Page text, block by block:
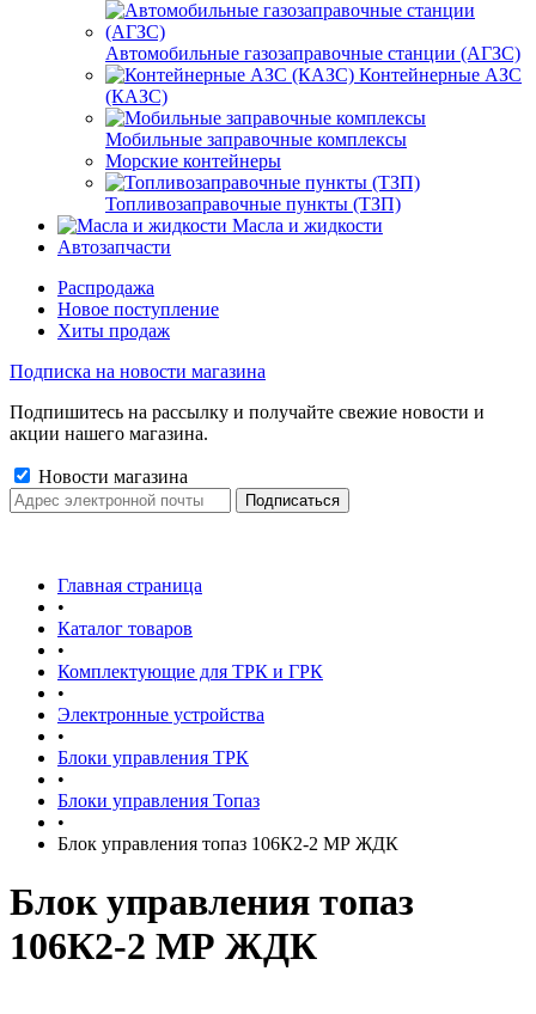
Автомобильные газозаправочные станции (АГЗС)
Контейнерные АЗС
(КАЗС)
Мобильные заправочные комплексы
Морские контейнеры
Топливозаправочные пункты (ТЗП)
Масла и жидкости
Автозапчасти
Распродажа
Новое поступление
Хиты продаж
Подписка на новости магазина
Подпишитесь на рассылку и получайте свежие новости и
акции нашего магазина.
Новости магазина
Главная страница
•
Каталог товаров
•
Комплектующие для ТРК и ГРК
•
Электронные устройства
•
Блоки управления ТРК
•
Блоки управления Топаз
•
Блок управления топаз 106К2-2 МР ЖДК
Блок управления топаз
106К2-2 МР ЖДК